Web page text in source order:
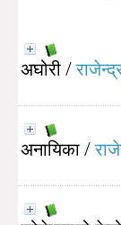
अघोरी/
अनायिका/